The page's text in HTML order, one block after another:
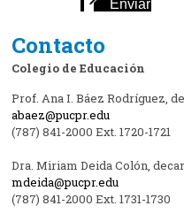
Enviar
Contacto
Colegio de Educación
Prof. Ana I. Báez Rodríguez,
abaez@pucpr.edu
(787) 841-2000 Ext. 1720-1721
Dra. Miriam Deida Colón,
mdeida@pucpr.edu
(787) 841-2000 Ext. 1731-1730